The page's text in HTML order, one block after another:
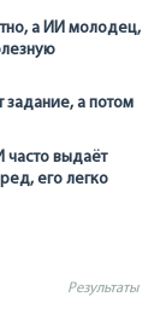
а ИИ молодец,
задание, а потом
часто выдаёт
его легко
Результаты